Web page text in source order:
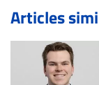
de validation,
Bien à vous,
La Rédaction
Articles